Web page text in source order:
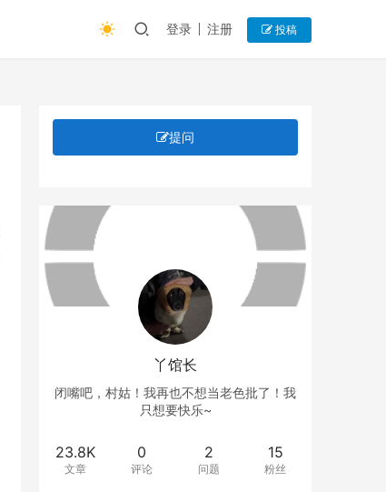
登录 注册 投稿
提问
丫馆长
闭嘴吧，村姑！我再也不想当老色批了！我
只想要快乐~
23.8K
文章
0
评论
2
问题
15
粉丝